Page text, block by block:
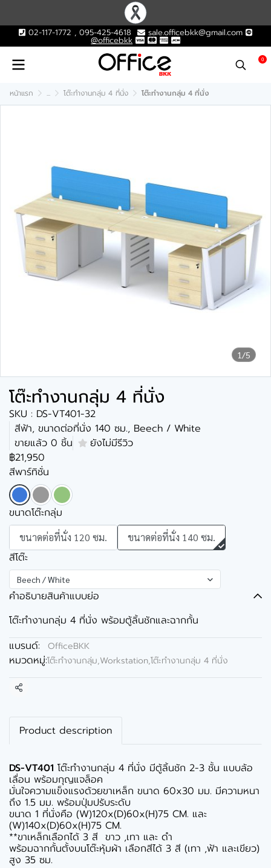
02-117-1772 , 095-425-4618 sale.officebkk@gmail.com
@officebkk
0
หน้าแรก ... โต๊ะทำงานกลุ่ม 4 ที่นั่ง โต๊ะทำงานกลุ่ม 4 ที่นั่ง
1/5
โต๊ะทำงานกลุ่ม 4 ที่นั่ง
SKU : DS-VT401-32
สีฟ้า, ขนาดต่อที่นั่ง 140 ซม., Beech / White
ขายแล้ว 0 ชิ้น
ยังไม่มีรีวิว
฿21,950
สีพาร์ทิชั่น
ขนาดโต๊ะกลุ่ม
ขนาดต่อที่นั่ง 120 ซม. ขนาดต่อที่นั่ง 140 ซม.
สีโต๊ะ
Beech / White
คำอธิบายสินค้าแบบย่อ
โต๊ะทำงานกลุ่ม 4 ที่นั่ง พร้อมตู้ลิ้นชักและฉากกั้น
แบรนด์:
OfficeBKK
หมวดหมู่:โต๊ะทำงานกลุ่ม,Workstation,โต๊ะทำงานกลุ่ม 4 ที่นั่ง
แชร์
Product description
DS-VT401 โต๊ะทำงานกลุ่ม 4 ที่นั่ง มีตู้ลิ้นชัก 2-3 ชั้น แบบล้อ
เลื่อน พร้อมกุญแจล็อค
มั่นใจความแข็งแรงด้วยขาเหล็ก ขนาด 60x30 มม. มีความหนา
ถึง 1.5 มม. พร้อมปุ่มปรับระดับ
ขนาด 1 ที่นั่งคือ (W)120x(D)60x(H)75 CM. และ
(W)140x(D)60x(H)75 CM.
**ขาเหล็กเลือกได้ 3 สี ขาว ,เทา และ ดำ
พร้อมฉากกั้นตั้งบนโต๊ะหุ้มผ้า เลือกสีได้ 3 สี (เทา ,ฟ้า และเขียว)
สูง 35 ซม.